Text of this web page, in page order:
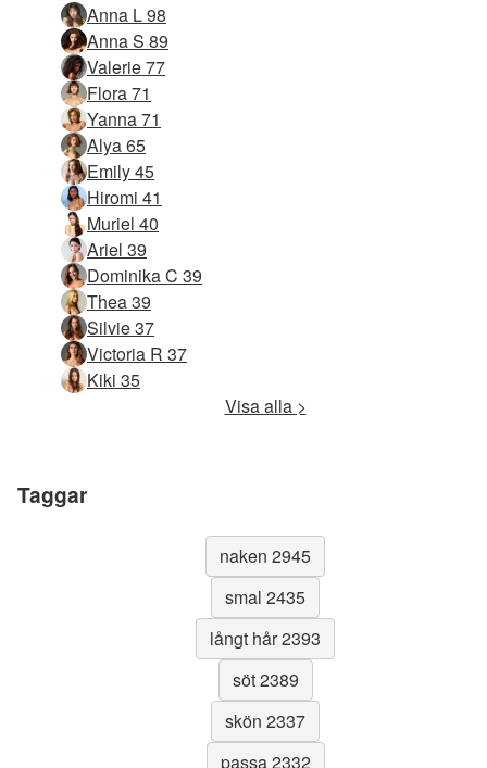
Anna L 98
Anna S 89
Valerie 77
Flora 71
Yanna 71
Alya 65
Emily 45
Hiromi 41
Muriel 40
Ariel 39
Dominika C 39
Thea 39
Silvie 37
Victoria R 37
Kiki 35
Visa alla >
Taggar
naken 2945
smal 2435
långt hår 2393
söt 2389
skön 2337
passa 2332